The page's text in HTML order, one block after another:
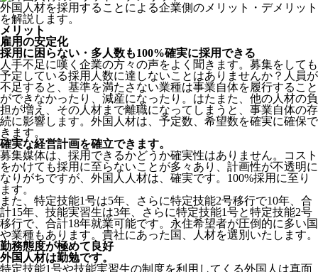
外国人材を採用することによる企業側のメリット・デメリット
を解説します。
メリット
雇用の安定化
採用に困らない・多人数も100%確実に採用できる
人手不足に嘆く企業の方々の声をよく聞きます。募集をしても
予定している採用人数に達しないことはありませんか？人員が
不足すると、基準を満たさない業種は事業自体を履行すること
ができなかったり、減産になったり。はたまた、他の人材の負
担が増え、その人材まで離職になってしまうと、事業自体の存
続に影響します。 外国人材は、予定数、希望数を確実に確保で
きます。
確実な経営計画を確立できます。
募集媒体は、採用できるかどうか確実性はありません。コスト
をかけても採用に至らないことが多々あり、計画性が不透明に
なりがちですが、外国人人材は、確実です。100%採用に至り
ます。
また、特定技能1号は5年、さらに特定技能2号移行で10年、合
計15年、技能実習生は3年、さらに特定技能1号と特定技能2号
移行で、合計18年就業可能です。永住希望者が圧倒的に多い国
や業種もあります。貴社にあった国、人材を選別いたします。
勤務態度が極めて良好
外国人材は勤勉です。
特定技能1号や技能実習生の制度を利用してくる外国人は真面